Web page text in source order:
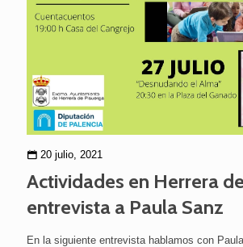
20 julio, 2021
Actividades en Herrera
entrevista a Paula Sanz
En la siguiente entrevista hablamos con